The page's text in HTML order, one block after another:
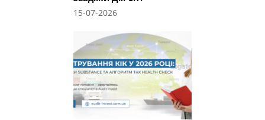
15-07-2026